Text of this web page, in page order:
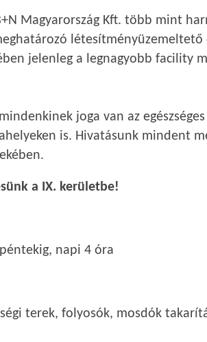
Magyarország Kft. több mint
jelenleg a legnagyobb facility
joga van az
is. Hivatásunk mindent
a IX. kerületbe!
napi 4 óra
terek, folyosók, mosdók